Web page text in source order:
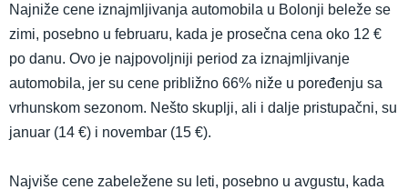
Najniže cene iznajmljivanja automobila u Bolonji beleže se
zimi, posebno u februaru, kada je prosečna cena oko 12 €
po danu. Ovo je najpovoljniji period za iznajmljivanje
automobila, jer su cene približno 66% niže u poređenju sa
vrhunskom sezonom. Nešto skuplji, ali i dalje pristupačni, su
januar (14 €) i novembar (15 €).
Najviše cene zabeležene su leti, posebno u avgustu, kada